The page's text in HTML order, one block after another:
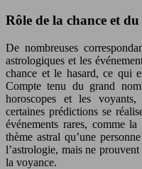
Rôle de la chance et
De nombreuses
astrologiques et les
chance et le hasard, ce qui
Compte tenu du grand
horoscopes et les
certaines prédictions se
événements rares, comme
thème astral qu’une
l’astrologie, mais ne
la voyance.